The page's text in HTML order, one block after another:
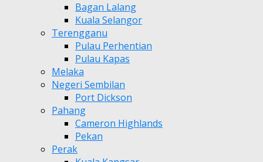
Bagan Lalang
Kuala Selangor
Terengganu
Pulau Perhentian
Pulau Kapas
Melaka
Negeri Sembilan
Port Dickson
Pahang
Cameron Highlands
Pekan
Perak